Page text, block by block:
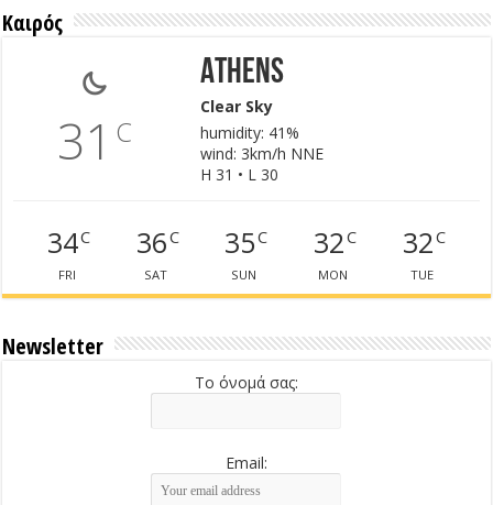
Καιρός
31 C
Athens
Clear Sky
humidity: 41%
wind: 3km/h NNE
H 31 • L 30
34C
FRI
36C
SAT
35C
SUN
32C
MON
32C
TUE
Newsletter
Το όνομά σας:
Email: